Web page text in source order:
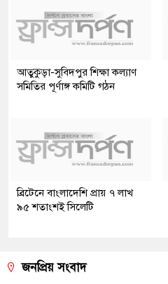
আতুকুড়া-সুবিদপুর শিক্ষা কল্যাণ
সমিতির পূর্ণাঙ্গ কমিটি গঠন
ব্রিটেনে বাংলাদেশি প্রায় ৭ লাখ
৯৫ শতাংশই সিলেটি
জনপ্রিয় সংবাদ